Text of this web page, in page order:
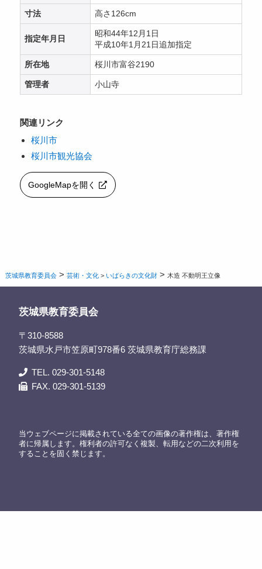
寸法 高さ126cm
指定年月日
昭和44年12月1日
平成10年1月21日追加指定
所在地 桜川市富谷2190
管理者 小山寺
関連リンク
桜川市
桜川市観光協会
GoogleMapを開く
茨城県教育委員会 >芸術・文化 > いばらきの文化財 > 木造 不動明王立像
茨城県教育委員会
〒310-8588
茨城県水戸市笠原町978番6 茨城県教育庁総務課
TEL. 029-301-5148
FAX. 029-301-5139
当ウェブページに掲載されている全ての画像の著作権は、著作権
者に帰属します。権利者の許可なく複製、転用などの二次利用を
することを固く禁じます。